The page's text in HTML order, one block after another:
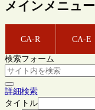
メインメニュー
CA-R CA-E
検索フォーム
詳細検索
タイトル